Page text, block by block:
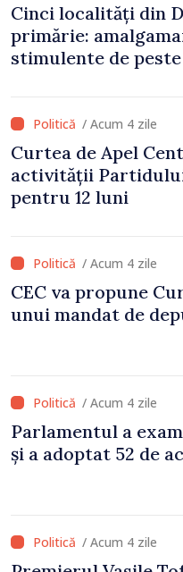
Cinci localități din
primărie:
stimulente de
/ Acum 4 zile
Curtea de Apel
activității Partidului
pentru 12 luni
/ Acum 4 zile
CEC va propune
unui mandat de
/ Acum 4 zile
Parlamentul a
și a adoptat 52 de
/ Acum 4 zile